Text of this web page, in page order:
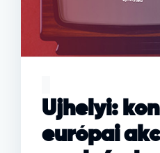
Ujhelyi:
európai